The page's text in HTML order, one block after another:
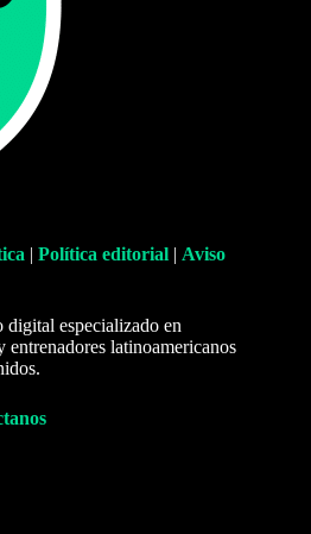
| Política editorial | Aviso
digital especializado en
latinoamericanos